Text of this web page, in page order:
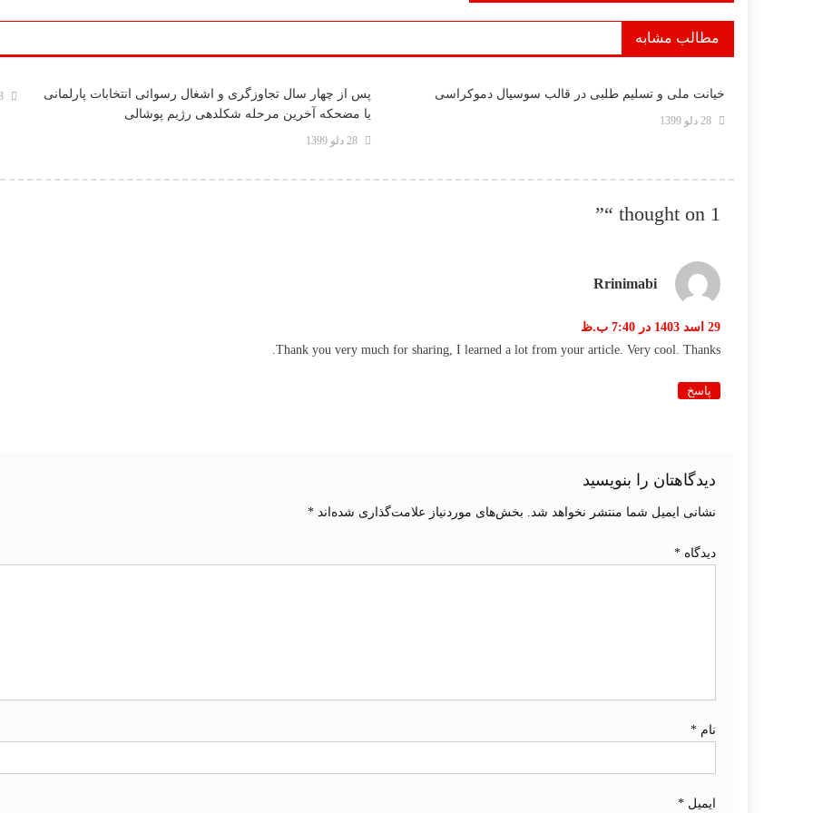
نوشته
مطالب مشابه
خیانت ملی و تسلیم طلبی در قالب سوسیال دموکراسی
28 دلو 1399
پس از چهار سال تجاوزگری و اشغال رسوائی انتخابات پارلمانی
یا مضحکه آخرین مرحله شکلدهی رژیم پوشالی
28 دلو 1399
28
1 thought on “
”
Rrinimabi
29 اسد 1403 در 7:40 ب.ظ
Thank you very much for sharing, I learned a lot from your article. Very cool. Thanks.
پاسخ
دیدگاهتان را بنویسید
نشانی ایمیل شما منتشر نخواهد شد. بخش‌های موردنیاز علامت‌گذاری شده‌اند *
دیدگاه *
نام *
ایمیل *